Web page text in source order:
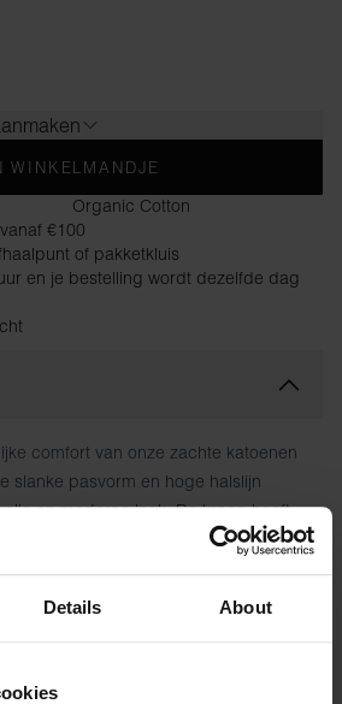
Details About
WINKELMANDJE
Organic Cotton
€100
of pakketkluis
en je bestelling wordt dezelfde dag
comfort van onze zachte katoenen
slanke pasvorm en hoge halslijn
en moderne look. De kraag heeft
en de wasvoorschriften zijn direct op
173 cm lang en draagt ​​maat S.